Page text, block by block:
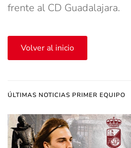
frente al CD Guadalajara.
Volver al inicio
ÚLTIMAS NOTICIAS PRIMER EQUIPO